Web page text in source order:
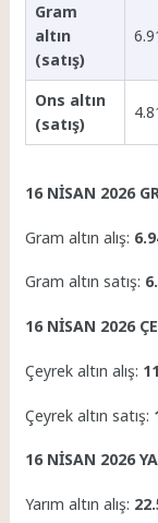
Gram
altın
(satış)
Ons altın
(satış)
16 NİSAN 2026
Gram altın alış:
Gram altın satış:
16 NİSAN 2026
Çeyrek altın alış:
Çeyrek altın satış:
16 NİSAN 2026
Yarım altın alış: